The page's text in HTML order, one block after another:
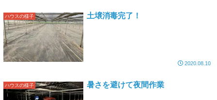
ハウスの様子 土壌消毒完了！
2020.08.10
ハウスの様子 暑さを避けて夜間作業